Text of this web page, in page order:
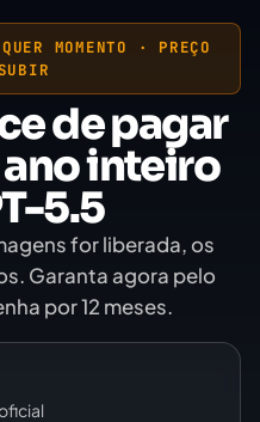
MOMENTO · PREÇO
de pagar
inteiro
5.5
for liberada, os
Garanta agora pelo
por 12 meses.